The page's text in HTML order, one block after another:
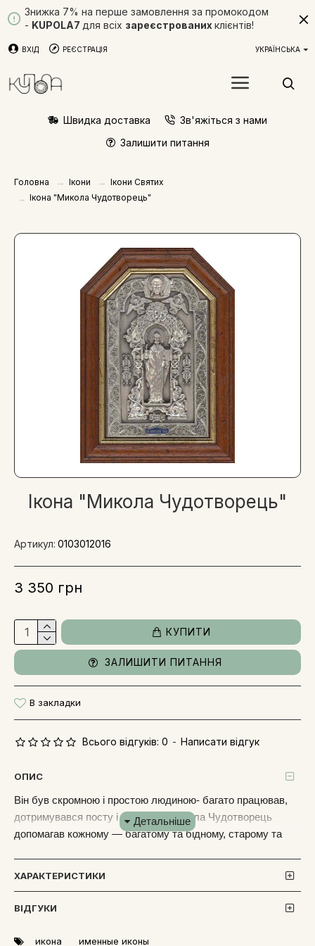
Знижка 7% на перше замовлення за промокодом
- KUPOLA7 для всіх зареєстрованих клієнтів!
ВХІД РЕЄСТРАЦІЯ УКРАЇНСЬКА
Швидка доставка
Зв'яжіться з нами
Залишити питання
Головна Ікони
Ікони Святих
Ікона "Микола Чудотворець"
Ікона "Микола Чудотворець"
Всього відгуків: 0 - Написати відгук
3 350 грн
Артикул: 0103012016
КУПИТИ
ЗАЛИШИТИ ПИТАННЯ
В закладки
ОПИС
Він був скромною і простою людиною- багато працював,
дотримувався посту і молився. Микола Чудотворець
допомагав кожному — багатому та бідному, старому та
про відворот від блудних помислів та різних зазіхань. Ікона
ХАРАКТЕРИСТИКИ
ВІДГУКИ
икона именные иконы